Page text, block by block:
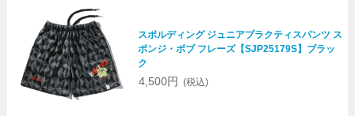
スポルディング ジュニアプラクティスパンツ ス
ポンジ・ボブ フレーズ【SJP25179S】ブラッ
ク
4,500円 (税込)